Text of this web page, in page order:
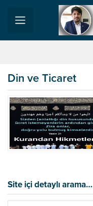
Din ve Ticaret
Site içi detaylı arama…